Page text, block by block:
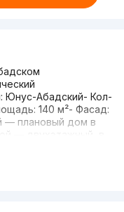
Юнус-Абадский- Кол-
140 м²- Фасад:
— плановый дом в
— двухэтажный, в
по телефону: +998